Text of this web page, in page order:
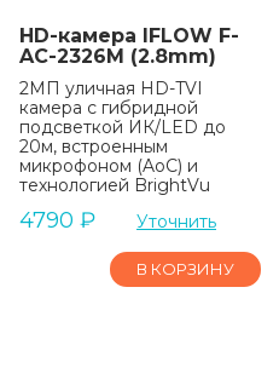
HD-камера IFLOW F-
AC-2326M (2.8mm)
2МП уличная HD-TVI
камера с гибридной
подсветкой ИК/LED до
20м, встроенным
микрофоном (AoC) и
технологией BrightVu
4790 ₽ Уточнить
В КОРЗИНУ